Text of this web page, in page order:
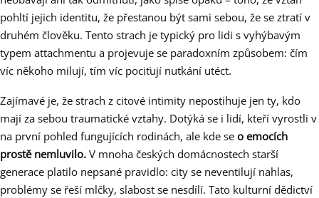
pohltí jejich identitu, že přestanou být sami sebou, že se ztratí v
druhém člověku. Tento strach je typický pro lidi s vyhýbavým
typem attachmentu a projevuje se paradoxním způsobem: čím
víc někoho milují, tím víc pociťují nutkání utéct.
Zajímavé je, že strach z citové intimity nepostihuje jen ty, kdo
mají za sebou traumatické vztahy. Dotýká se i lidí, kteří vyrostli v
na první pohled fungujících rodinách, ale kde se o emocích
prostě nemluvilo. V mnoha českých domácnostech starší
generace platilo nepsané pravidlo: city se neventilují nahlas,
problémy se řeší mlčky, slabost se nesdílí. Tato kulturní dědictví